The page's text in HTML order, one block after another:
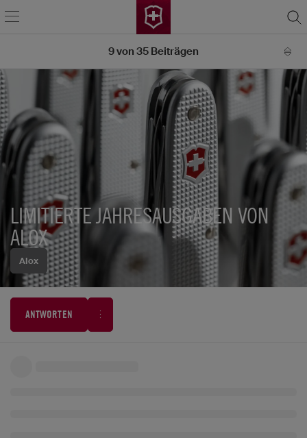
Alox
LIMITIERTE JAHRESAUSGABEN VON
ALOX
ANTWORTEN
9von 35 Beiträgen